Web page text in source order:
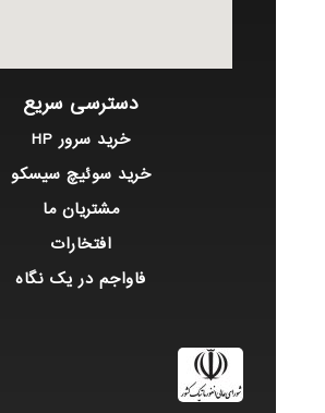
دسترسی سریع
خرید سرور HP
خرید سوئیچ سیسکو
مشتریان ما
افتخارات
فاواجم در یک نگاه